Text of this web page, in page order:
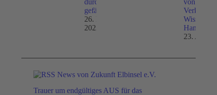
durch A26-Ost
gefährdet?
26. November
2022
von
Wissing in
Hamburg
23. April
News von Zukunft Elbinsel e.V.
Trauer um endgültiges AUS für das